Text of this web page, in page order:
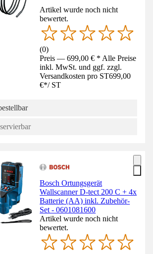
Artikel wurde noch nicht
bewertet.
(0)
Preis — 699,00 € * Alle Preise
inkl. MwSt. und ggf. zzgl.
Versandkosten pro ST699,00
€*/ ST
Bosch Ortungsgerät
Wallscanner D-tect 200 C + 4x
Batterie (AA) inkl. Zubehör-
Set - 0601081600
Artikel wurde noch nicht
bewertet.